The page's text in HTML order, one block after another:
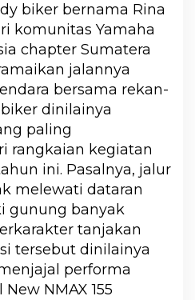
biker bernama Rina
komunitas Yamaha
chapter Sumatera
jalannya
bersama rekan-
dinilainya
paling
rangkaian kegiatan
ini. Pasalnya, jalur
melewati dataran
gunung banyak
tanjakan
tersebut dinilainya
performa
NMAX 155